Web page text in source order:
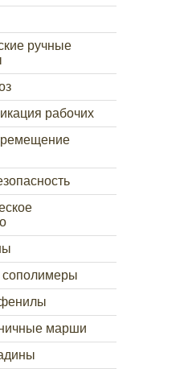
ручные
рабочих
сополимеры
марши